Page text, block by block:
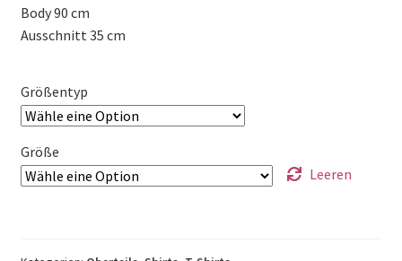
Body 90 cm
Ausschnitt 35 cm
Größentyp
Größe
Leeren